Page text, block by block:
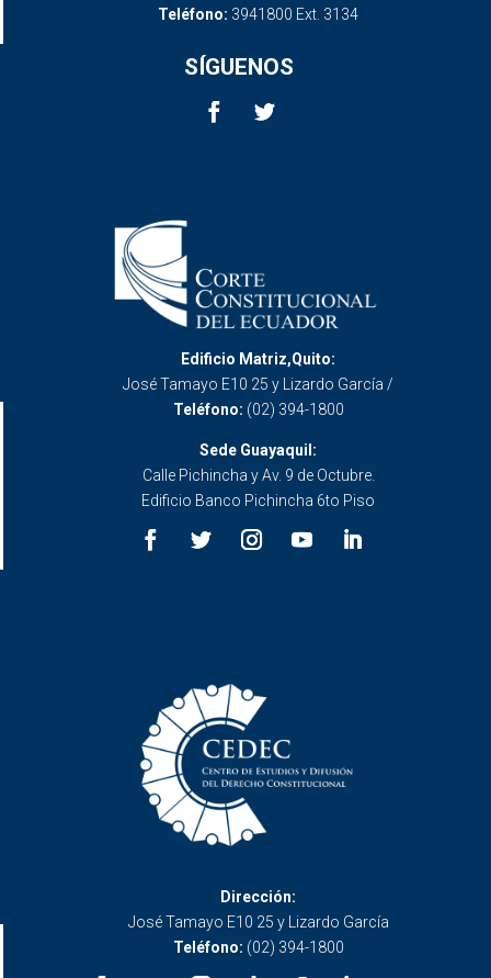
Teléfono: 3941800 Ext. 3134
SÍGUENOS
Edificio Matriz,Quito:
José Tamayo E10 25 y Lizardo García /
Teléfono: (02) 394-1800
Sede Guayaquil:
Calle Pichincha y Av. 9 de Octubre.
Edificio Banco Pichincha 6to Piso
Dirección:
José Tamayo E10 25 y Lizardo García
Teléfono: (02) 394-1800